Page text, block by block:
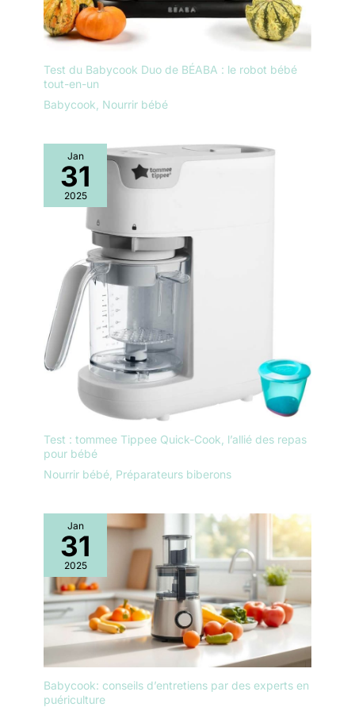
Test du Babycook Duo de BÉABA : le robot bébé
tout-en-un
Babycook, Nourrir bébé
Jan
31
2025
Test : tommee Tippee Quick-Cook, l’allié des repas
pour bébé
Nourrir bébé Préparateurs biberons
Jan
31
2025
Babycook: conseils d’entretiens par des experts en
puériculture